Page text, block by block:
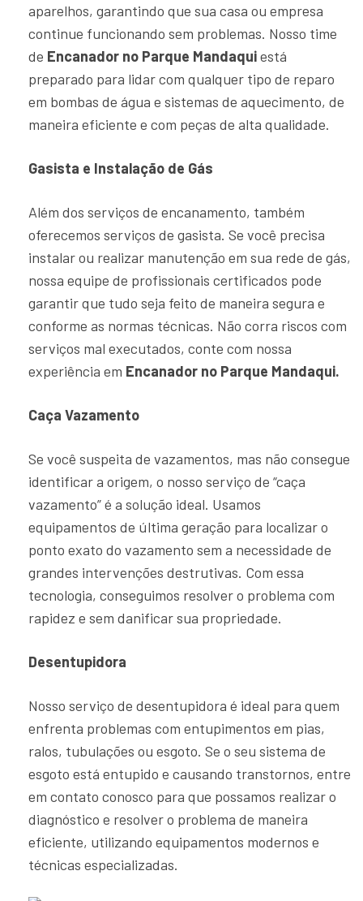
aparelhos, garantindo que sua casa ou empresa
continue funcionando sem problemas. Nosso time
de Encanador no Parque Mandaquiestá
preparado para lidar com qualquer tipo de reparo
em bombas de água e sistemas de aquecimento, de
maneira eficiente e com peças de alta qualidade.
Gasista e Instalação de Gás
Além dos serviços de encanamento, também
oferecemos serviços de gasista. Se você precisa
instalar ou realizar manutenção em sua rede de gás,
nossa equipe de profissionais certificados pode
garantir que tudo seja feito de maneira segura e
conforme as normas técnicas. Não corra riscos com
serviços mal executados, conte com nossa
experiência em Encanador no Parque Mandaqui.
Caça Vazamento
Se você suspeita de vazamentos, mas não consegue
identificar a origem, o nosso serviço de “caça
vazamento” é a solução ideal. Usamos
equipamentos de última geração para localizar o
ponto exato do vazamento sem a necessidade de
grandes intervenções destrutivas. Com essa
tecnologia, conseguimos resolver o problema com
rapidez e sem danificar sua propriedade.
Desentupidora
Nosso serviço de desentupidora é ideal para quem
enfrenta problemas com entupimentos em pias,
ralos, tubulações ou esgoto. Se o seu sistema de
esgoto está entupido e causando transtornos, entre
em contato conosco para que possamos realizar o
diagnóstico e resolver o problema de maneira
eficiente, utilizando equipamentos modernos e
técnicas especializadas.